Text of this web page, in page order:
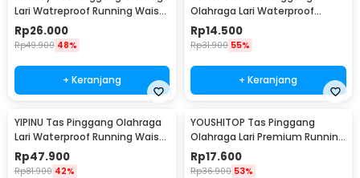
Lari Watreproof Running Waist
Bag - CFD
Rp26.000
Rp49.900 48%
+ Keranjang
Olahraga Lari Waterproof
Running Waist Bag - RUN052
Rp14.500
Rp31.900 55%
+ Keranjang
YIPINU Tas Pinggang Olahraga
Lari Waterproof Running Waist
Bag - 1079
Rp47.900
Rp81.900 42%
YOUSHITOP Tas Pinggang
Olahraga Lari Premium Running
Waist Bag - YT11
Rp17.600
Rp36.900 53%